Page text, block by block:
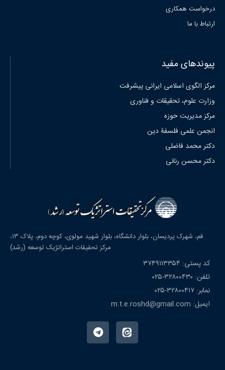
درخواست همکاری
ارتباط با ما
پیوندهای مفید
مرکز الگوی اسلامی ایرانی پیشرفت
وزارت علوم، تحقیقات و فناوری
مرکز مدیریت حوزه
انجمن علمی فلسفۀ دین
دکتر محمد فاضلی
دکتر محسن رنانی
قم، شهرک پردیسان، بلوار دانشگاه، بلوار شهید مولوی، کوچه دوم، پلاک ۱۳،
مرکز تحقیقات استراتژیک توسعه (رشد)
کد پستی: ۳۷۴۹۱۱۳۳۵۴
تلفن: ۳۲۸۰۰۴۳۰-۰۲۵
نمابر: ۳۲۸۰۰۴۱۷-۰۲۵
ایمیل: m.t.e.roshd@gmail.com